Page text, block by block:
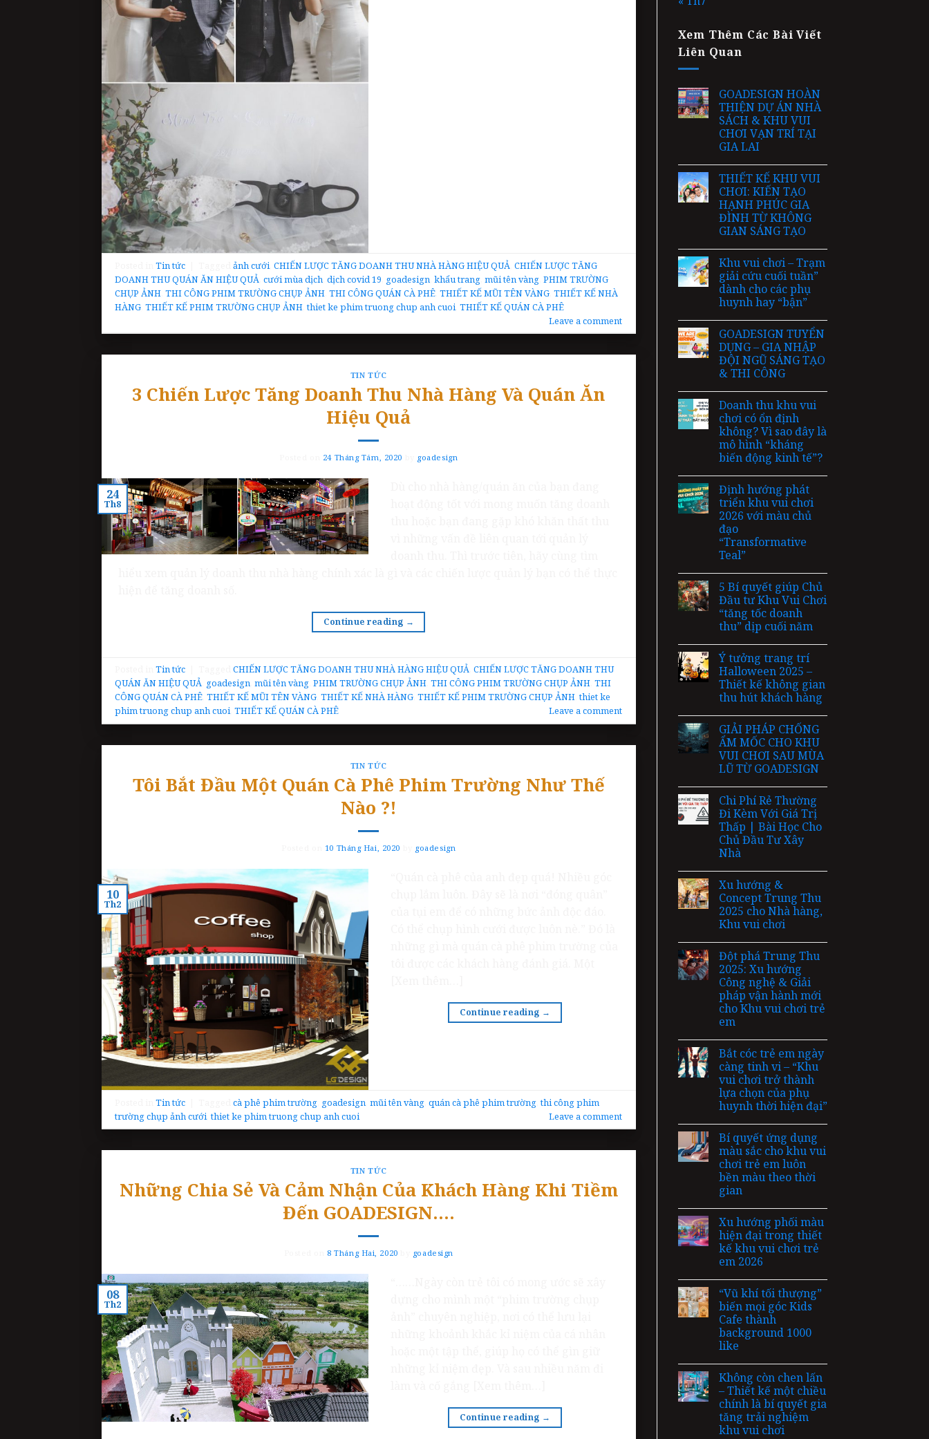
Posted inTin tức Taggedảnh cưới,CHIẾN LƯỢC TĂNG DOANH THU NHÀ HÀNG HIỆU QUẢ ,CHIẾN LƯỢC TĂNG
DOANH THU QUÁN ĂN HIỆU QUẢ ,cưới mùa dịch ,dịch covid 19 goadesign ,khẩu trang ,mũi tên vàng ,PHIM TRƯỜNG
CHỤP ẢNH ,THI CÔNG PHIM TRƯỜNG CHỤP ẢNH ,THI CÔNG QUÁN CÀ PHÊ ,THIẾT KẾ MŨI TÊN VÀNG ,THIẾT KẾ NHÀ
HÀNG ,THIẾT KẾ PHIM TRƯỜNG CHỤP ẢNH ,thiet ke phim truong chup anh cuoi,THIẾT KẾ QUÁN CÀ PHÊ
Leave a comment
TIN TỨC
3 Chiến Lược Tăng Doanh Thu Nhà Hàng Và Quán Ăn
Hiệu Quả
24 Tháng Tám, 2020 goadesign
24
Th8
Continue reading →
Posted inTin tức TaggedCHIẾN LƯỢC TĂNG DOANH THU NHÀ HÀNG HIỆU QUẢ ,CHIẾN LƯỢC TĂNG DOANH THU
QUÁN ĂN HIỆU QUẢ goadesign ,mũi tên vàng ,PHIM TRƯỜNG CHỤP ẢNH ,THI CÔNG PHIM TRƯỜNG CHỤP ẢNH ,THI
CÔNG QUÁN CÀ PHÊ ,THIẾT KẾ MŨI TÊN VÀNG ,THIẾT KẾ NHÀ HÀNG ,THIẾT KẾ PHIM TRƯỜNG CHỤP ẢNH ,thiet ke
phim truong chup anh cuoi,THIẾT KẾ QUÁN CÀ PHÊ Leave a comment
TIN TỨC
Tôi Bắt Đầu Một Quán Cà Phê Phim Trường Như Thế
Nào ?!
10 Tháng Hai, 2020 goadesign
10
Th2
Continue reading →
Posted inTin tức Taggedcà phê phim trường goadesign ,mũi tên vàng ,quán cà phê phim trường ,thi công phim
trường chụp ảnh cưới ,thiet ke phim truong chup anh cuoi Leave a comment
TIN TỨC
Những Chia Sẻ Và Cảm Nhận Của Khách Hàng Khi Tiềm
Đến GOADESIGN….
8 Tháng Hai, 2020 goadesign
08
Th2
Continue reading →
Xem Thêm Các Bài Viết
Liên Quan
GOADESIGN HOÀN
THIỆN DỰ ÁN NHÀ
SÁCH & KHU VUI
CHƠI VẠN TRÍ TẠI
GIA LAI
THIẾT KẾ KHU VUI
CHƠI: KIẾN TẠO
HẠNH PHÚC GIA
ĐÌNH TỪ KHÔNG
GIAN SÁNG TẠO
Khu vui chơi – Trạm
giải cứu cuối tuần”
dành cho các phụ
huynh hay “bận”
GOADESIGN TUYỂN
DỤNG – GIA NHẬP
ĐỘI NGŨ SÁNG TẠO
& THI CÔNG
Doanh thu khu vui
chơi có ổn định
không? Vì sao đây là
mô hình “kháng
biến động kinh tế”?
Định hướng phát
triển khu vui chơi
2026 với màu chủ
đạo
“Transformative
Teal”
5 Bí quyết giúp Chủ
Đầu tư Khu Vui Chơi
“tăng tốc doanh
thu” dịp cuối năm
Ý tưởng trang trí
Halloween 2025 –
Thiết kế không gian
thu hút khách hàng
GIẢI PHÁP CHỐNG
ẨM MỐC CHO KHU
VUI CHƠI SAU MÙA
LŨ TỪ GOADESIGN
Chi Phí Rẻ Thường
Đi Kèm Với Giá Trị
Thấp | Bài Học Cho
Chủ Đầu Tư Xây
Nhà
Xu hướng &
Concept Trung Thu
2025 cho Nhà hàng,
Khu vui chơi
Đột phá Trung Thu
2025: Xu hướng
Công nghệ & Giải
pháp vận hành mới
cho Khu vui chơi trẻ
em
Bắt cóc trẻ em ngày
càng tinh vi – “Khu
vui chơi trở thành
lựa chọn của phụ
huynh thời hiện đại”
Bí quyết ứng dụng
màu sắc cho khu vui
chơi trẻ em luôn
bền màu theo thời
gian
Xu hướng phối màu
hiện đại trong thiết
kế khu vui chơi trẻ
em 2026
“Vũ khí tối thượng”
biến mọi góc Kids
Cafe thành
background 1000
like
Không còn chen lấn
– Thiết kế một chiều
chính là bí quyết gia
tăng trải nghiệm
khu vui chơi